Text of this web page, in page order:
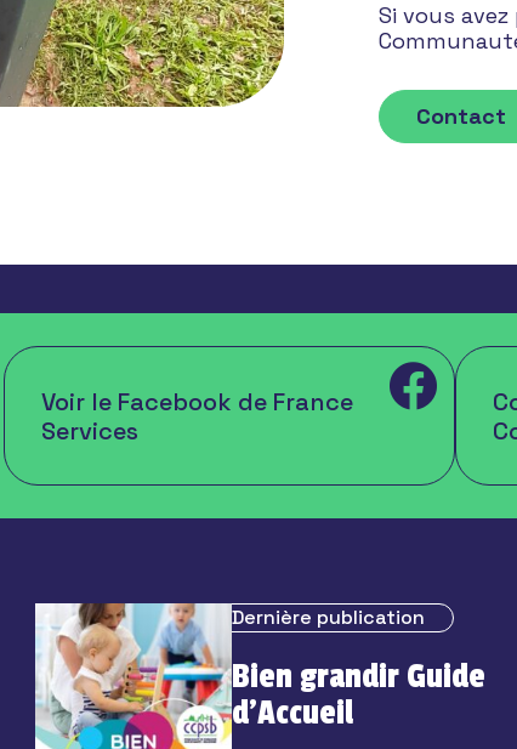
Si vous
Contact
Voir le Facebook de France
Services
Dernière publication
Bien grandir Guide
d’Accueil